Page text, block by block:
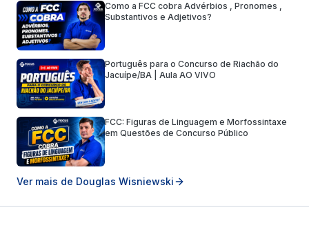
Como a FCC cobra Advérbios , Pronomes ,
Substantivos e Adjetivos?
Português para o Concurso de Riachão do
Jacuípe/BA | Aula AO VIVO
FCC: Figuras de Linguagem e Morfossintaxe
em Questões de Concurso Público
Ver mais de Douglas Wisniewski